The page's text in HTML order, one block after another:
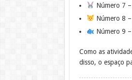
Número 7
Número 8
Número 9
Como as
disso, o espaço